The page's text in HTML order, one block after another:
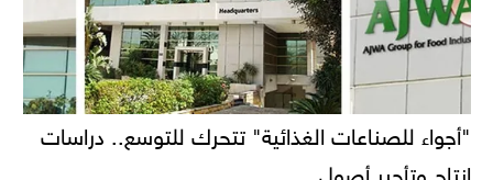
"أجواء للصناعات الغذائية" تتحرك للتوسع.. دراسات
إنتاج وتأجير أصول